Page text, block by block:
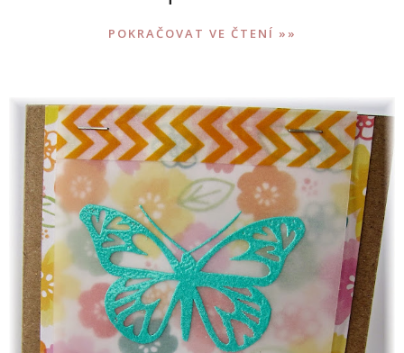
POKRAČOVAT VE ČTENÍ »»